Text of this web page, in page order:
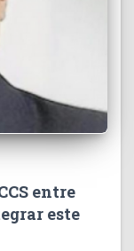
entre
este